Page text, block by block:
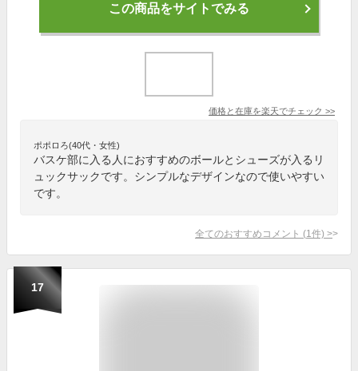
この商品をサイトでみる
価格と在庫を楽天でチェック >>
ポポロろ(40代・女性)
バスケ部に入る人におすすめのボールとシューズが入るリ
ュックサックです。シンプルなデザインなので使いやすい
です。
全てのおすすめコメント (1 件) >
17